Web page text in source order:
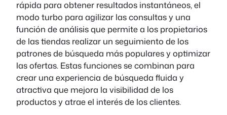
rápida para obtener resultados instantáneos, el
modo turbo para agilizar las consultas y una
función de análisis que permite a los propietarios
de las tiendas realizar un seguimiento de los
patrones de búsqueda más populares y optimizar
las ofertas. Estas funciones se combinan para
crear una experiencia de búsqueda fluida y
atractiva que mejora la visibilidad de los
productos y atrae el interés de los clientes.